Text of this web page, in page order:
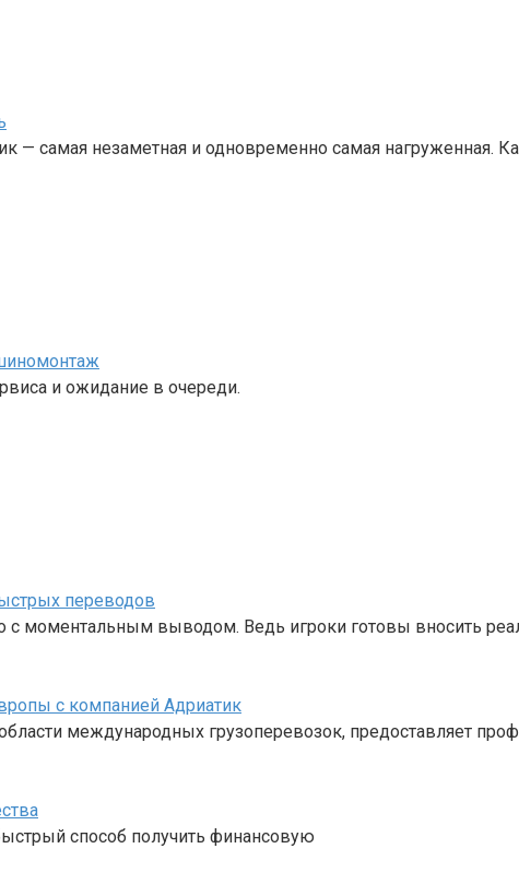
— самая незаметная и одновременно самая нагруженная.
и ожидание в очереди.
переводов
с моментальным выводом. Ведь игроки готовы вносить
с компанией Адриатик
международных грузоперевозок, предоставляет
способ получить финансовую